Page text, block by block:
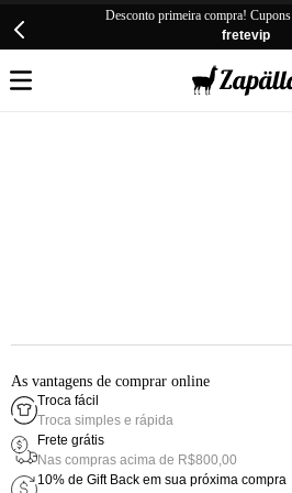
Desconto primeira compra! Cupons
fretevip
As vantagens de comprar online
Troca fácil
Troca simples e rápida
Frete grátis
Nas compras acima de R$800,00
10% de Gift Back em sua próxima compra